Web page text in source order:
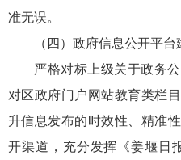
准无误。
（四）政府信息公开平
严格对标上级关于政务
对区政府门户网站教育类栏
升信息发布的时效性、精准
开渠道，充分发挥《姜堰日